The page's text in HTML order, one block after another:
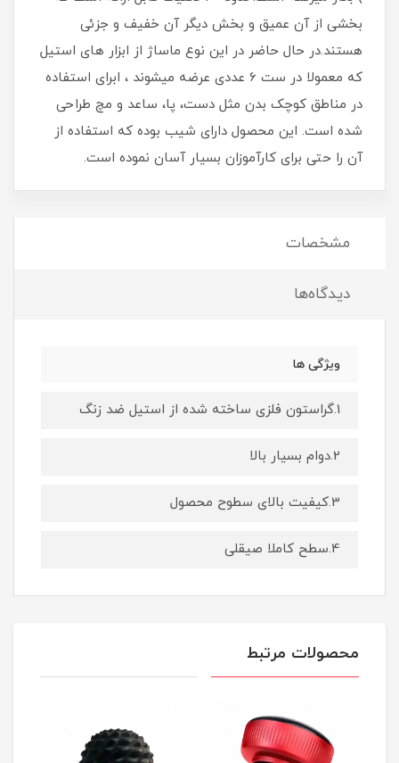
بخشی از آن عمیق و بخش دیگر آن خفیف و جزئی
هستند.در حال حاضر در این نوع ماساژ از ابزار های استیل
که معمولا در ست 6 عددی عرضه میشوند ، ابرای استفاده
در مناطق کوچک بدن مثل دست، پا، ساعد و مچ طراحی
شده است. این محصول دارای شیب بوده که استفاده از
آن را حتی برای کارآموزان بسیار آسان نموده است.
مشخصات
دیدگاه‌ها
ویژگی ها
1.گراستون فلزی ساخته شده از استیل ضد زنگ
2.دوام بسیار بالا
3.کیفیت بالای سطوح محصول
4.سطح کاملا صیقلی
محصولات مرتبط